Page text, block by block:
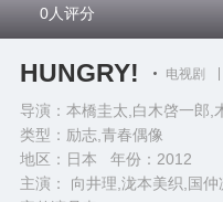
HUNGRY! 电视剧
导演：本橋圭太,白木啓一郎
类型： 励志,青春偶像
地区：日本 年份： 2012
主演： 向井理,泷本美织,国
0人评分